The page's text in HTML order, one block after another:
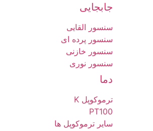
جابجایی
سنسور القایی
سنسور پرده ای
سنسور خازنی
سنسور نوری
دما
ترموکوپل K
PT100
سایر ترموکوپل ها